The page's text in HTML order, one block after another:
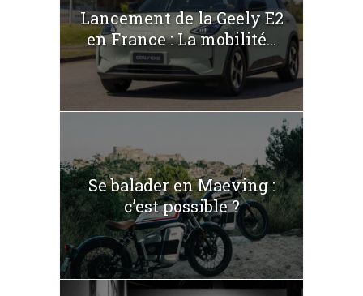
Lancement de la Geely E2
en France : La mobilité...
Se balader en Maeving :
c’est possible ?